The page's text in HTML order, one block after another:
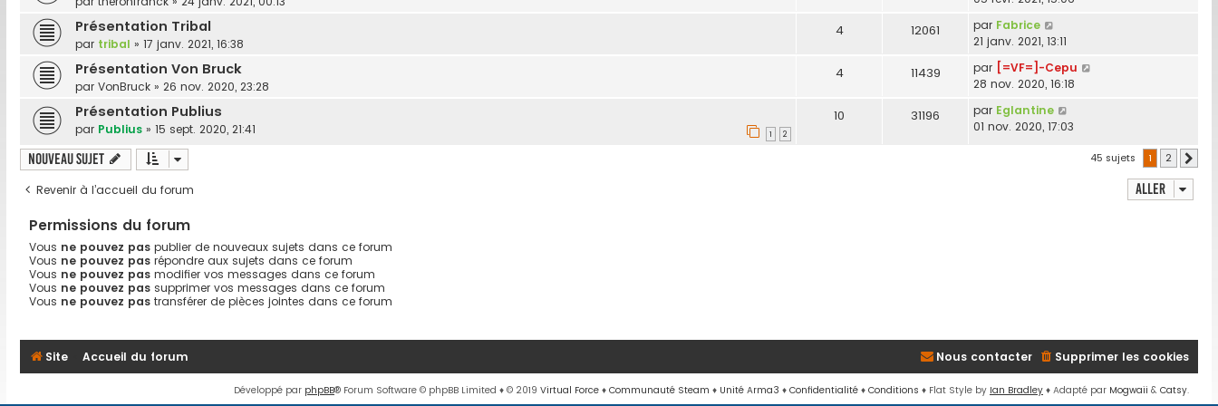
Présentation Tribal
par tribal » 17 janv. 2021, 16:38
4 12061 par Fabrice
21 janv. 2021, 13:11
Présentation Von Bruck
par VonBruck » 26 nov. 2020, 23:28
4 11439 par [=VF=]-Cepu
28 nov. 2020, 16:18
Présentation Publius
par Publius » 15 sept. 2020, 21:41 1 2
10 31196 par Eglantine
01 nov. 2020, 17:03
Nouveau sujet 45 sujets 1 2
Revenir à l’accueil du forum Aller
Permissions du forum
Vous ne pouvez pas publier de nouveaux sujets dans ce forum
Vous ne pouvez pas répondre aux sujets dans ce forum
Vous ne pouvez pas modifier vos messages dans ce forum
Vous ne pouvez pas supprimer vos messages dans ce forum
Vous ne pouvez pas transférer de pièces jointes dans ce forum
Site Accueil du forum Supprimer les cookies
Nous contacter
Développé par phpBB® Forum Software © phpBB Limited ♦ © 2019 Virtual Force ♦ Communauté Steam ♦ Unité Arma3 ♦ Confidentialité ♦ Conditions ♦ Flat Style by Ian Bradley ♦ Adapté par Mogwaii & Catsy.